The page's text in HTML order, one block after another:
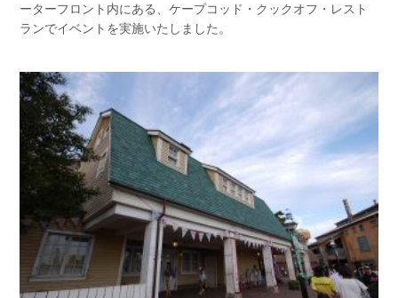
ーターフロント内にある、ケープコッド・クックオフ・レスト
ランでイベントを実施いたしました。